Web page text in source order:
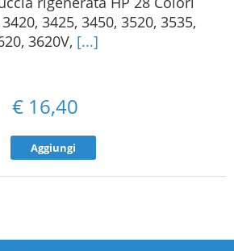
3425, 3450, 3520, 3535,
3620V, [...]
€ 16,40
Aggiungi